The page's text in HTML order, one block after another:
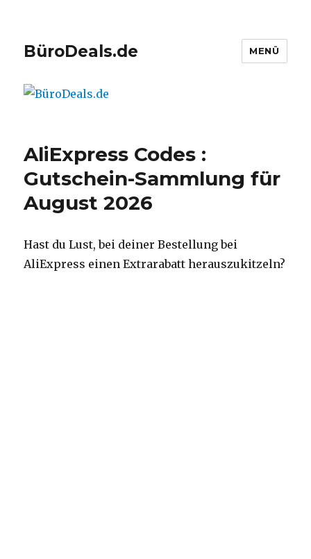
BüroDeals.de MENÜ
AliExpress Codes :
Gutschein-Sammlung für
August 2026
Hast du Lust, bei deiner Bestellung bei
AliExpress einen Extrarabatt herauszukitzeln?